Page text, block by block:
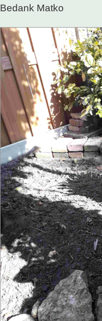
Bedank Matko